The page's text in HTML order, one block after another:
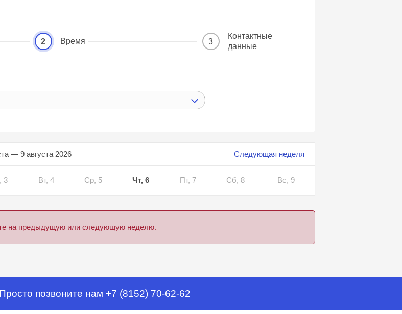
2 Время 3
Контактные
данные
Следующая неделя
— 9 августа 2026
3 Вт, 4 Ср, 5 Чт, 6 Пт, 7 Сб, 8 Вс, 9
на предыдущую или следующую неделю.
позвоните нам +7 (8152) 70-62-62